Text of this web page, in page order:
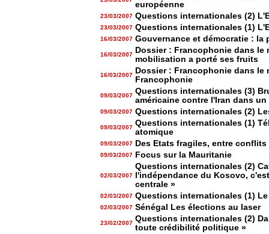
européenne
23/03/2007 Questions internationales (2)
23/03/2007 Questions internationales (1)
16/03/2007 Gouvernance et démocratie : la
16/03/2007
Dossier : Francophonie dans
mobilisation a porté ses fruits
16/03/2007
Dossier : Francophonie dans le
Francophonie
09/03/2007 Questions internationales (3)
américaine contre l'Iran dans
09/03/2007 Questions internationales (2)
09/03/2007 Questions internationales (1)
atomique
09/03/2007 Des Etats fragiles, entre
09/03/2007 Focus sur la Mauritanie
02/03/2007
Questions internationales (2)
l'indépendance du Kosovo,
centrale »
02/03/2007 Questions internationales (1)
02/03/2007 Sénégal Les élections au laser
23/02/2007 Questions internationales (2)
toute crédibilité politique »